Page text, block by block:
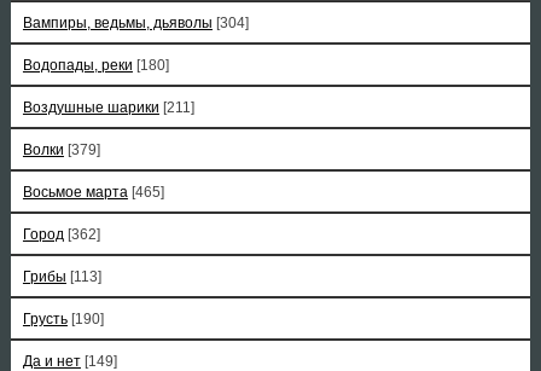
Вампиры, ведьмы, дьяволы [304]
Водопады, реки [180]
Воздушные шарики [211]
Волки [379]
Восьмое марта [465]
Город [362]
Грибы [113]
Грусть [190]
Да и нет [149]